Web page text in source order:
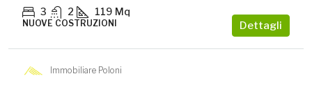
3 2 119 Mq
NUOVE COSTRUZIONI Dettagli
Immobiliare Poloni